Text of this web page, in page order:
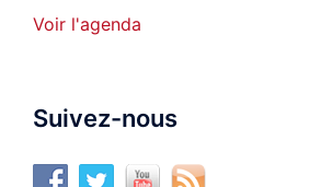
Voir l'agenda
Suivez-nous